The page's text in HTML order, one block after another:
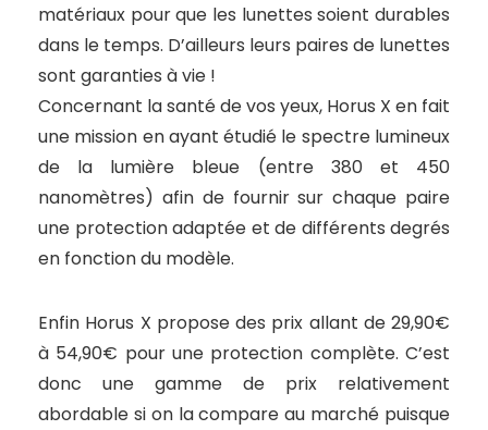
matériaux pour que les lunettes soient durables
dans le temps. D’ailleurs leurs paires de lunettes
sont garanties à vie !
Concernant la santé de vos yeux, Horus X en fait
une mission en ayant étudié le spectre lumineux
de la lumière bleue (entre 380 et 450
nanomètres) afin de fournir sur chaque paire
une protection adaptée et de différents degrés
en fonction du modèle.
Enfin Horus X propose des prix allant de 29,90€
à 54,90€ pour une protection complète. C’est
donc une gamme de prix relativement
abordable si on la compare au marché puisque